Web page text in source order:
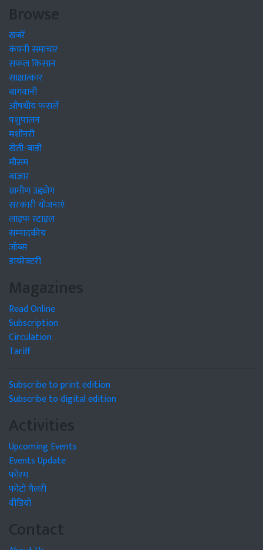
Browse
खबरें
कंपनी समाचार
सफल किसान
साक्षात्कार
बागवानी
औषधीय फसलें
पशुपालन
मशीनरी
खेती-बाड़ी
मौसम
बाजार
ग्रामीण उद्द्योग
सरकारी योजनाएं
लाइफ स्टाइल
सम्पादकीय
जॉब्स
डायरेक्टरी
Magazines
Read Online
Subscription
Circulation
Tariff
Subscribe to print edition
Subscribe to digital edition
Activities
Upcoming Events
Events Update
फोरम
फोटो गैलरी
वीडियो
Contact